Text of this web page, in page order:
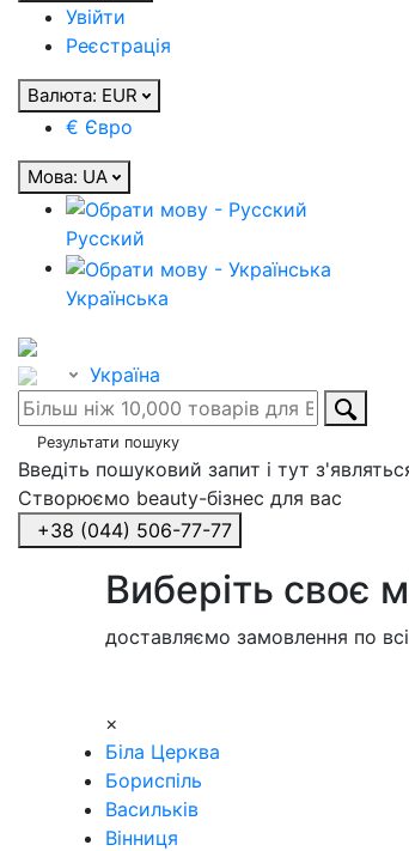
Увійти
Реєстрація
Валюта: EUR
€ Євро
Мова: UA
Русский
Українська
Україна
Результати пошуку
Введіть пошуковий запит і тут
Створюємо beauty-бізнес для вас
+38 (044) 506-77-77
Виберіть своє
доставляємо замовлення по
×
Біла Церква
Бориспіль
Васильків
Вінниця